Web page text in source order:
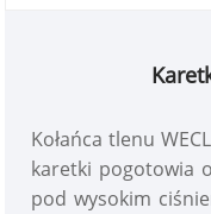
Kołańca tlenu
karetki pogotowia
pod wysokim